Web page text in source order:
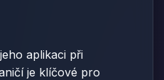
aplikaci při
je klíčové pro